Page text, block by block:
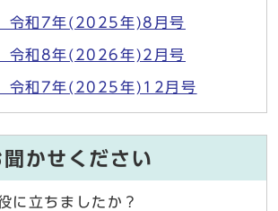
令和7年(2025年)8月号
令和8年(2026年)2月号
令和7年(2025年)12月号
かせください
に立ちましたか？